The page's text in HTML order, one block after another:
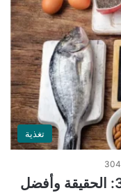
تغذية
304
الفواكه التي تحتوي على أوميغا 3: الحقيقة وأفضل